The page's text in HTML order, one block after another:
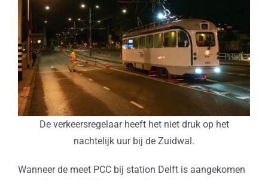
De verkeersregelaar heeft het niet druk op het
nachtelijk uur bij de Zuidwal.
Wanneer de meet PCC bij station Delft is aangekomen